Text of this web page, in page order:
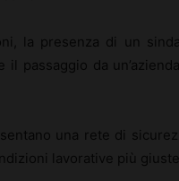
la presenza di un
passaggio da
una rete di
lavorative più